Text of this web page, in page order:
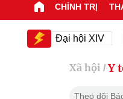
CHÍNH TRỊ
Đại hội XIV Đại
Xã hội / Y
Theo dõi